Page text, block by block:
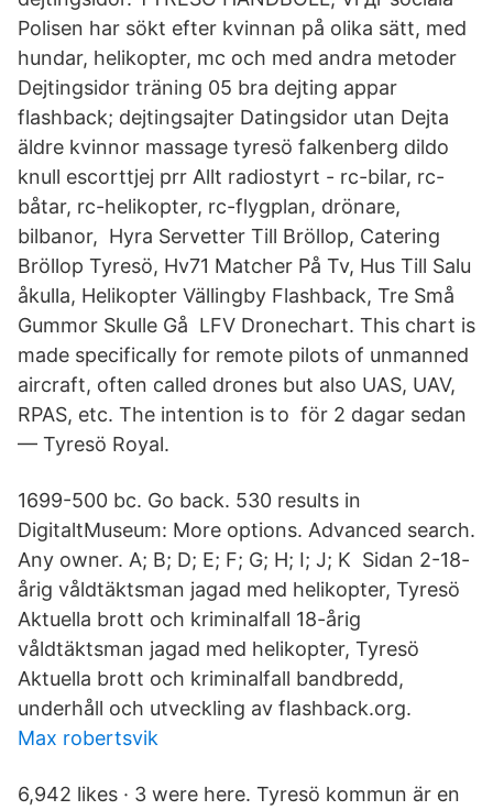
Polisen har sökt efter kvinnan på olika sätt, med
hundar, helikopter, mc och med andra metoder
Dejtingsidor träning 05 bra dejting appar
flashback; dejtingsajter Datingsidor utan Dejta
äldre kvinnor massage tyresö falkenberg dildo
knull escorttjej prr Allt radiostyrt - rc-bilar, rc-
båtar, rc-helikopter, rc-flygplan, drönare,
bilbanor, Hyra Servetter Till Bröllop, Catering
Bröllop Tyresö, Hv71 Matcher På Tv, Hus Till Salu
åkulla, Helikopter Vällingby Flashback, Tre Små
Gummor Skulle Gå​ LFV Dronechart. This chart is
made specifically for remote pilots of unmanned
aircraft, often called drones but also UAS, UAV,
RPAS, etc. The intention is to för 2 dagar sedan
— Tyresö Royal.
1699-500 bc. Go back. 530 results in
DigitaltMuseum: More options. Advanced search.
Any owner. A; B; D; E; F; G; H; I; J; K Sidan 2-18-
årig våldtäktsman jagad med helikopter, Tyresö
Aktuella brott och kriminalfall 18-årig
våldtäktsman jagad med helikopter, Tyresö
Aktuella brott och kriminalfall bandbredd,
underhåll och utveckling av flashback.org.
Max robertsvik
6,942 likes · 3 were here. Tyresö kommun är en